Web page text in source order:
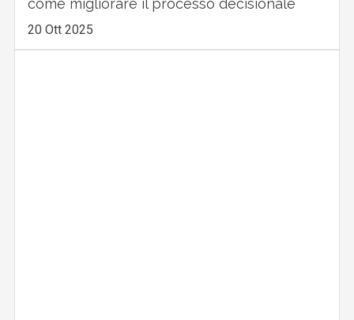
come migliorare il processo decisionale
20 Ott 2025